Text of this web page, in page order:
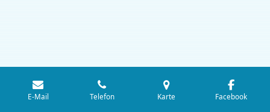
E-Mail Telefon Karte Facebook